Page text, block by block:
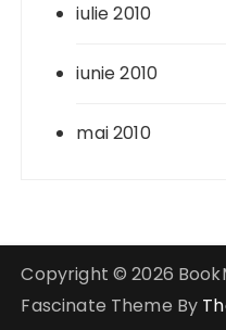
iulie 2010
iunie 2010
mai 2010
Copyright © 2026
Fascinate Theme By